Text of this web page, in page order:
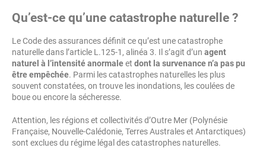
Qu’est-ce qu’une catastrophe naturelle ?
Le Code des assurances définit ce qu’est une catastrophe
naturelle dans l’article L.125-1, alinéa 3. Il s’agit d’un agent
naturel à l’intensité anormaleet dont la survenance n’a pas pu
être empêchée. Parmi les catastrophes naturelles les plus
souvent constatées, on trouve les inondations, les coulées de
boue ou encore la sécheresse.
Attention, les régions et collectivités d’Outre Mer (Polynésie
Française, Nouvelle-Calédonie, Terres Australes et Antarctiques)
sont exclues du régime légal des catastrophes naturelles.